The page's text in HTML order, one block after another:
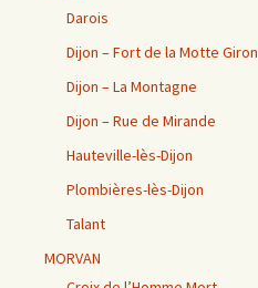
Darois
Dijon – Fort de la Motte Giron
Dijon – La Montagne
Dijon – Rue de Mirande
Hauteville-lès-Dijon
Plombières-lès-Dijon
Talant
MORVAN